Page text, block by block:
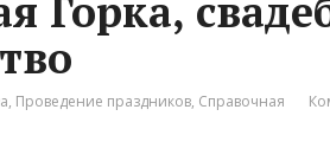
, Проведение праздников, Справочная